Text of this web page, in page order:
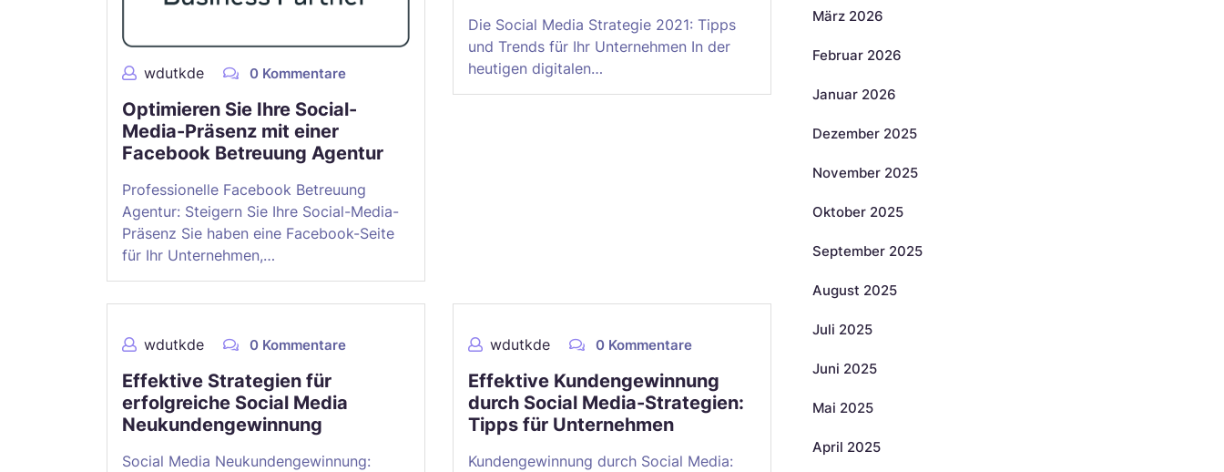
wdutkde 0 Kommentare
Optimieren Sie Ihre Social-
Media-Präsenz mit einer
Facebook Betreuung Agentur
Professionelle Facebook Betreuung
Agentur: Steigern Sie Ihre Social-Media-
Präsenz Sie haben eine Facebook-Seite
für Ihr Unternehmen,…
Die Social Media Strategie 2021: Tipps
und Trends für Ihr Unternehmen In der
heutigen digitalen…
wdutkde 0 Kommentare
Effektive Strategien für
erfolgreiche Social Media
Neukundengewinnung
Social Media Neukundengewinnung:
wdutkde 0 Kommentare
Effektive Kundengewinnung
durch Social Media-Strategien:
Tipps für Unternehmen
Kundengewinnung durch Social Media:
März 2026
Februar 2026
Januar 2026
Dezember 2025
November 2025
Oktober 2025
September 2025
August 2025
Juli 2025
Juni 2025
Mai 2025
April 2025